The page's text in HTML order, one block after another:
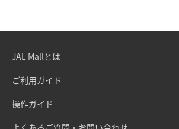
JAL Mallとは
ご利用ガイド
操作ガイド